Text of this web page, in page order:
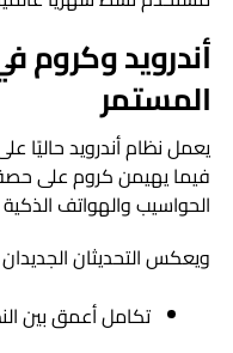
أندرويد وكروم
المستمر
يعمل نظام أندرويد حاليًا
الحواسيب والهواتف الذكية
ويعكس التحديثان
تكامل أعمق بين